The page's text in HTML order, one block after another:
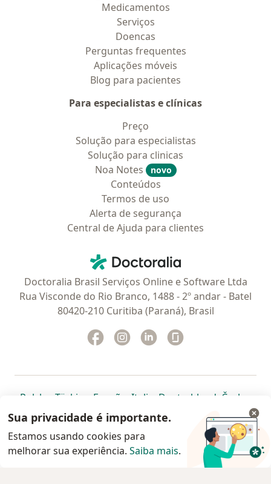
Medicamentos
Serviços
Doencas
Perguntas frequentes
Aplicações móveis
Blog para pacientes
Para especialistas e clínicas
Preço
Solução para especialistas
Solução para clinicas
Noa Notes
novo
Conteúdos
Termos de uso
Alerta de segurança
Central de Ajuda para clientes
Doctoralia - Homepage
Doctoralia Brasil Serviços Online e Software Ltda
Rua Visconde do Rio Branco, 1488 - 2º andar - Batel
80420-210 Curitiba (Paraná), Brasil
Facebook
abre num novo separador
Instagram
abre num novo separador
Linkedin
abre num novo
Polska abre num novo separador
Türkiye abre num novo separador
España abre num novo separador
Italia abre num novo
Deutschlandabre num
Česko
Portugal abre num novo separador
, México abre num novo separador
, abre num novo separador
Brasil abre num novoabre num
abre
Colombia abre num novo
www.doctoralia.com.br © 2026 - Agende agora sua
Sua privacidade é importante.
Estamos usando cookies para
melhorar sua experiência. Saiba mais.